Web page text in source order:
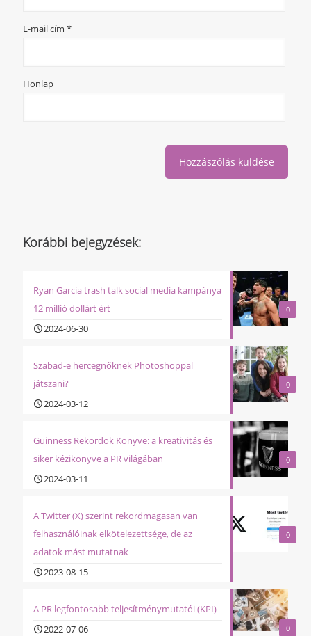
E-mail cím *
Honlap
Korábbi bejegyzések:
0
Ryan Garcia trash talk social media kampánya
12 millió dollárt ért
2024-06-30
0
Szabad-e hercegnőknek Photoshoppal
játszani?
2024-03-12
0
Guinness Rekordok Könyve: a kreativitás és
siker kézikönyve a PR világában
2024-03-11
0
A Twitter (X) szerint rekordmagasan van
felhasználóinak elkötelezettsége, de az
adatok mást mutatnak
2023-08-15
0
A PR legfontosabb teljesítménymutatói (KPI)
2022-07-06